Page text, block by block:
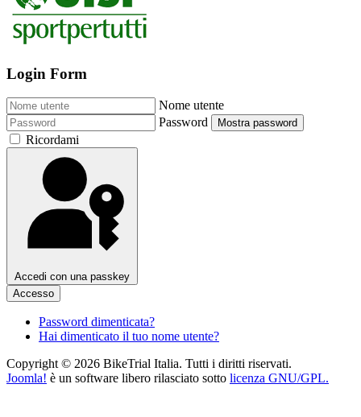
Login Form
Nome utente
Password
Mostra password
Ricordami
Accedi con una passkey
Accesso
Password dimenticata?
Hai dimenticato il tuo nome utente?
Copyright © 2026 BikeTrial Italia. Tutti i diritti riservati.
Joomla! è un software libero rilasciato sotto licenza GNU/GPL.